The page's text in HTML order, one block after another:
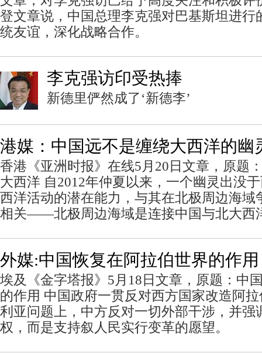
登文章说，中国总理李克强对巴基斯坦进行
统友谊，深化战略合作。
李克强访印受热捧
新德里俨然成了‘新德李’
港媒：中国远不是缠绕大西洋的幽
香港《亚洲时报》在线5月20日文章，原题
大西洋 自2012年仲夏以来，一个幽灵出没
西洋活动的潜在能力，与其在北极周边海域
相关——北极周边海域是连接中国与北大西
外媒:中国恢复在阿拉伯世界的作用
埃及《金字塔报》5月18日文章，原题：中
的作用 中国政府一贯反对西方国家改造阿
利亚问题上，中方反对一切外部干涉，并强
权，而是支持叙人民实行变革的愿望。